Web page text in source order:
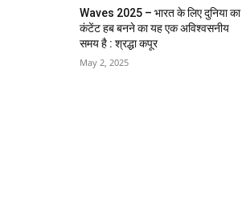
Waves 2025 – भारत के लिए दुनिया का
कंटेंट हब बनने का यह एक अविश्वसनीय
समय है : श्रद्धा कपूर
May 2, 2025